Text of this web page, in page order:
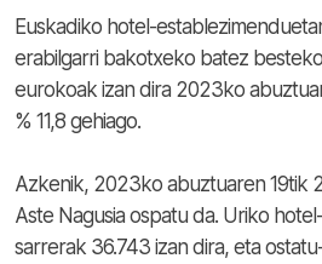
Euskadiko hotel-
erabilgarri bakotxeko batez
eurokoak izan dira 2023ko
% 11,8 gehiago.
Azkenik, 2023ko abuztuaren 19tik
Aste Nagusia ospatu da. Uriko
sarrerak 36.743 izan dira, eta